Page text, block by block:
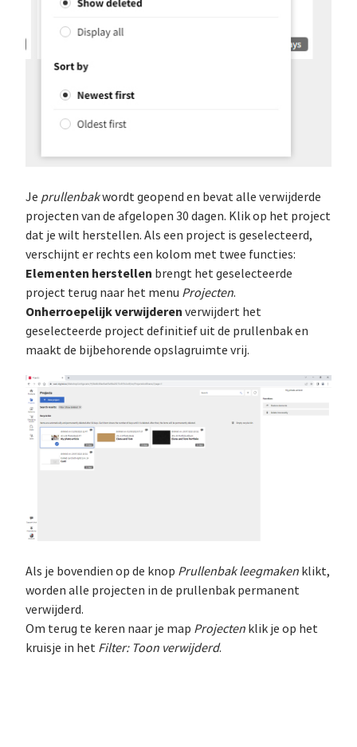
Je prullenbakwordt geopend en bevat alle verwijderde
projecten van de afgelopen 30 dagen. Klik op het project
dat je wilt herstellen. Als een project is geselecteerd,
verschijnt er rechts een kolom met twee functies:
Elementen herstellen brengt het geselecteerde
project terug naar het menu Projecten.
Onherroepelijk verwijderen verwijdert het
geselecteerde project definitief uit de prullenbak en
maakt de bijbehorende opslagruimte vrij.
Als je bovendien op de knop Prullenbak leegmaken klikt,
worden alle projecten in de prullenbak permanent
verwijderd.
Om terug te keren naar je map Projecten klik je op het
kruisje in het Filter: Toon verwijderd.